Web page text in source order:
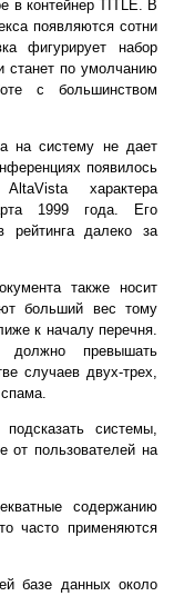
в контейнер TITLE. В
появляются сотни
фигурирует набор
станет по умолчанию
с большинством
на систему не дает
появилось
характера
1999 года. Его
рейтинга далеко за
также носит
больший вес тому
к началу перечня.
превышать
случаев двух-трех,
системы,
от пользователей на
содержанию
часто применяются
базе данных около